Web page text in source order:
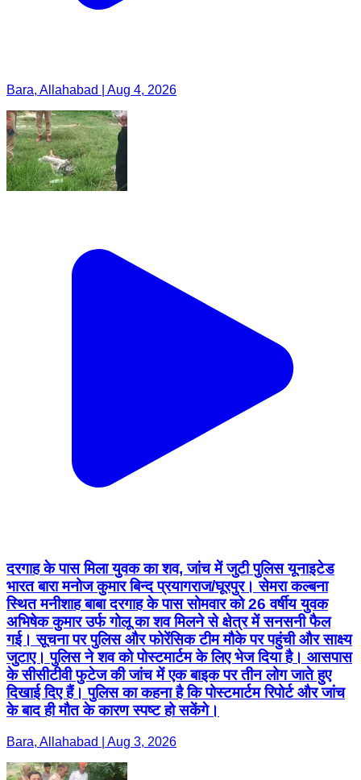
Bara, Allahabad | Aug 4, 2026
दरगाह के पास मिला युवक का शव, जांच में जुटी पुलिस यूनाइटेड
भारत बारा मनोज कुमार बिन्द प्रयागराज/घूरपुर। सेमरा कल्बना
स्थित मनीशाह बाबा दरगाह के पास सोमवार को 26 वर्षीय युवक
अभिषेक कुमार उर्फ गोलू का शव मिलने से क्षेत्र में सनसनी फैल
गई। सूचना पर पुलिस और फोरेंसिक टीम मौके पर पहुंची और साक्ष्य
जुटाए। पुलिस ने शव को पोस्टमार्टम के लिए भेज दिया है। आसपास
के सीसीटीवी फुटेज की जांच में एक बाइक पर तीन लोग जाते हुए
दिखाई दिए हैं। पुलिस का कहना है कि पोस्टमार्टम रिपोर्ट और जांच
के बाद ही मौत के कारण स्पष्ट हो सकेंगे।
Bara, Allahabad | Aug 3, 2026